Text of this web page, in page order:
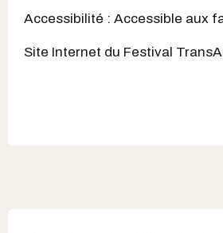
Accessibilité : Accessible aux
Site Internet du Festival